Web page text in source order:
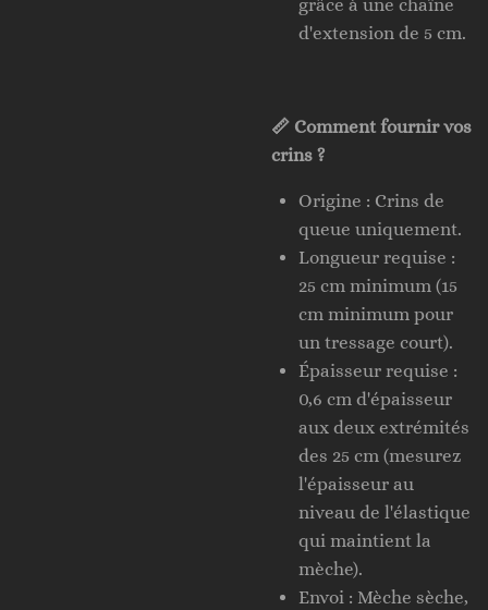
grâce à une chaîne
d'extension de 5 cm.
📏 Comment fournir vos
crins ?
Origine : Crins de
queue uniquement.
Longueur requise :
25 cm minimum (15
cm minimum pour
un tressage court).
Épaisseur requise :
0,6 cm d'épaisseur
aux deux extrémités
des 25 cm (mesurez
l'épaisseur au
niveau de l'élastique
qui maintient la
mèche).
Envoi : Mèche sèche,